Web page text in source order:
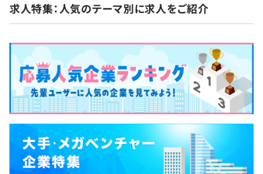
前年度の月平均所定外労働時間の実績
前年度の有給休暇の平均取得日数
13.3日
前事業年度の育児休業取得者数／出産者数
男性2人/5人
女性2人/2人
役員及び管理的地位にある者に占める女性の割合
役員0.0%
管理職8.9%
な成果物を常に担保できる体制を整えていること
も、大手企業をはじめとする多くのお客様から選ば
れ続けている理由です。 ◆一緒に、新しい未来をつ
くりましょう◆ 強固な事業基盤があるからこそ、私
たちは既存の枠にとらわれず、自由で大胆なチャレ
ンジを続けることができます。 IT技術を身につけ、
社会をよりよくしていく。 そしてそのなかでさまざ
まな挑戦を積み重ね、自分たちの手で新しい未来を
つくっていく……。 そんな時間の使い方や、ワクワ
クする働き方に興味を持ってくれた方は、ぜひ私た
ちと一緒に、愉しく働きましょう。
求人特集：人気のテーマ別に求人をご紹介